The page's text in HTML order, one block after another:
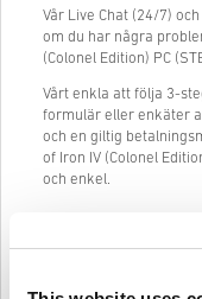
Vår Live Chat (24/7)
om du har några
(Colonel Edition) PC
Vårt enkla att följa 3-
formulär eller enkäter
och en giltig
of Iron IV (Colonel
och enkel.